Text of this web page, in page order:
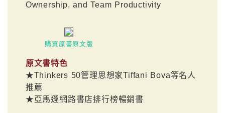
Ownership, and Team Productivity
購買原書原文版
原文書特色
★Thinkers 50管理思想家Tiffani Bova等名人
推薦
★亞馬遜網路書店排行榜暢銷書